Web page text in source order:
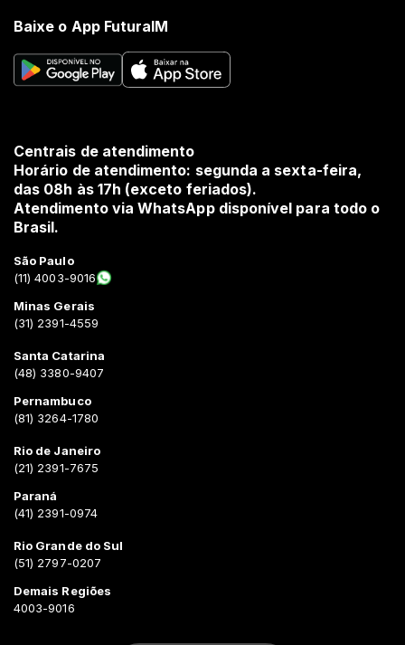
Baixe o App FuturaIM
Centrais de atendimento
Horário de atendimento: segunda a sexta-feira,
das 08h às 17h (exceto feriados).
Atendimento via WhatsApp disponível para todo o
Brasil.
São Paulo
(11) 4003-9016
Minas Gerais
(31) 2391-4559
Santa Catarina
(48) 3380-9407
Pernambuco
(81) 3264-1780
Rio de Janeiro
(21) 2391-7675
Paraná
(41) 2391-0974
Rio Grande do Sul
(51) 2797-0207
Demais Regiões
4003-9016